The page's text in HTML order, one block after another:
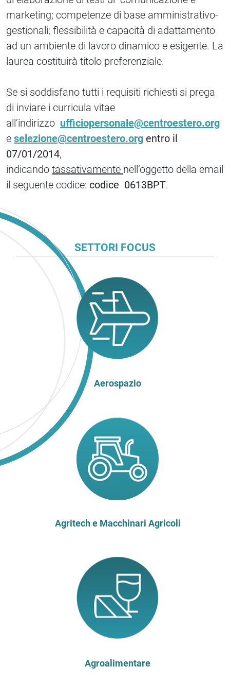
marketing; competenze di base amministrativo-
gestionali; flessibilità e capacità di adattamento
ad un ambiente di lavoro dinamico e esigente. La
laurea costituirà titolo preferenziale.
Se si soddisfano tutti i requisiti richiesti si prega
di inviare i curricula vitae
all’indirizzo ufficiopersonale@centroestero.org
e selezione@centroestero.org entro il
07/01/2014,
indicando tassativamente nell’oggetto della email
il seguente codice: codice 0613BPT.
SETTORI FOCUS
Aerospazio
Agritech e Macchinari Agricoli
Agroalimentare